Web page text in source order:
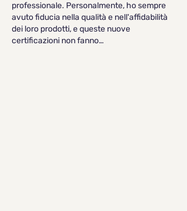
professionale. Personalmente, ho sempre
avuto fiducia nella qualità e nell'affidabilità
dei loro prodotti, e queste nuove
certificazioni non fanno…